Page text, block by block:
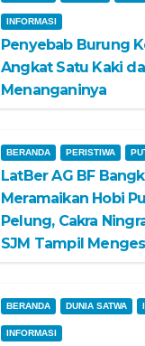
INFORMASI
Penyebab Burung
Angkat Satu Kaki
Menanganinya
BERANDA PERISTIWA
LatBer AG BF
Meramaikan Hobi
Pelung, Cakra
SJM Tampil
BERANDA DUNIA SATWA
INFORMASI